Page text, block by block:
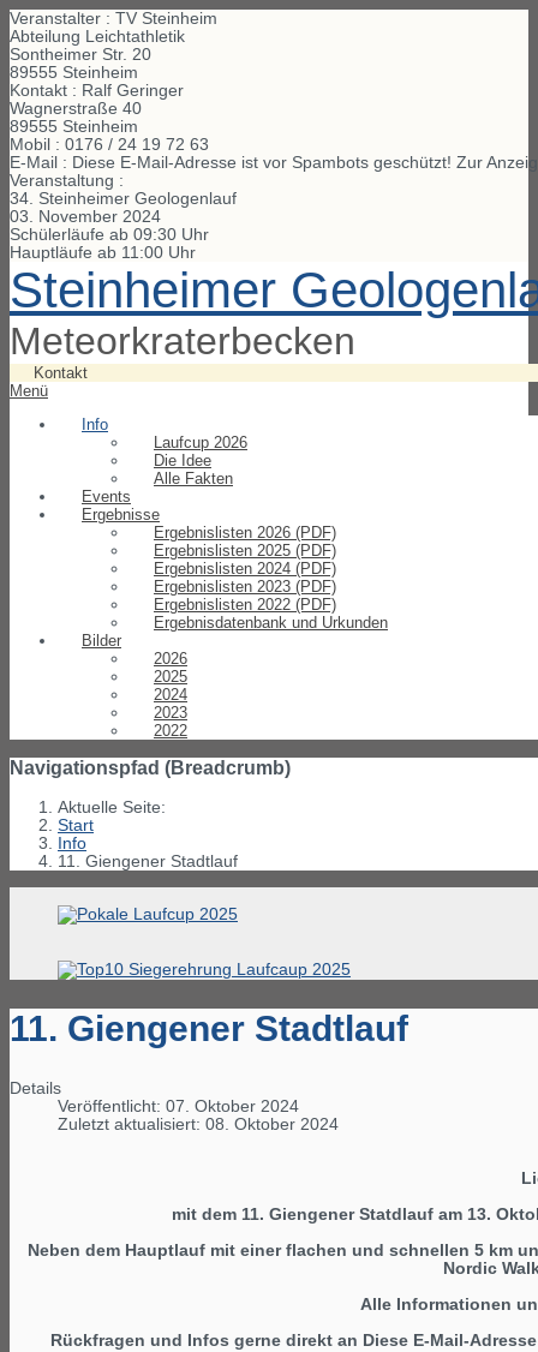
Veranstalter : TV Steinheim
Abteilung Leichtathletik
Sontheimer Str. 20
89555 Steinheim
Kontakt : Ralf Geringer
Wagnerstraße 40
89555 Steinheim
Mobil : 0176 / 24 19 72 63
E-Mail : Diese E-Mail-Adresse ist vor Spambots geschützt! Zur
Veranstaltung :
34. Steinheimer Geologenlauf
03. November 2024
Schülerläufe ab 09:30 Uhr
Hauptläufe ab 11:00 Uhr
Steinheimer
Meteorkraterbecken
Kontakt
Menü
Info
Laufcup 2026
Die Idee
Alle Fakten
Events
Ergebnisse
Ergebnislisten 2026 (PDF)
Ergebnislisten 2025 (PDF)
Ergebnislisten 2024 (PDF)
Ergebnislisten 2023 (PDF)
Ergebnislisten 2022 (PDF)
Ergebnisdatenbank und Urkunden
Bilder
2026
2025
2024
2023
2022
Navigationspfad (Breadcrumb)
Aktuelle Seite:
Start
Info
11. Giengener Stadtlauf
11. Giengener Stadtlauf
Details
Veröffentlicht: 07. Oktober 2024
Zuletzt aktualisiert: 08. Oktober 2024
mit dem 11. Giengener Statdlauf am 13.
Neben dem Hauptlauf mit einer flachen und schnellen 5 km
Nordic
Alle Informationen
Rückfragen und Infos gerne direkt an Diese E-Mail-